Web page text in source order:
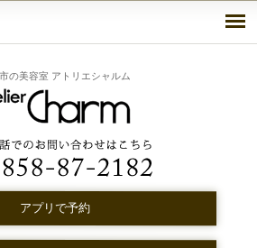
の美容室 アトリエシャルム
アプリで予約